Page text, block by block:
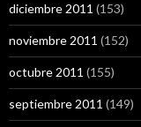
diciembre 2011 (153)
noviembre 2011 (152)
octubre 2011 (155)
septiembre 2011 (149)